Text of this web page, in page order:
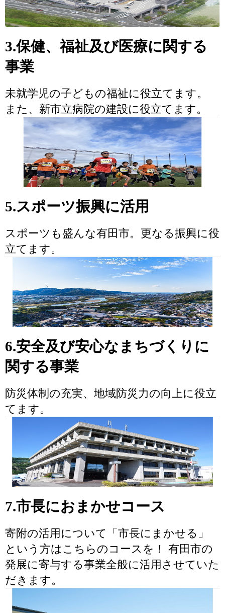
3.保健、福祉及び医療に関する
事業
未就学児の子どもの福祉に役立てます。
また、新市立病院の建設に役立てます。
5.スポーツ振興に活用
スポーツも盛んな有田市。更なる振興に役
立てます。
6.安全及び安心なまちづくりに
関する事業
防災体制の充実、地域防災力の向上に役立
てます。
7.市長におまかせコース
寄附の活用について「市長にまかせる」
という方はこちらのコースを！ 有田市の
発展に寄与する事業全般に活用させていた
だきます。